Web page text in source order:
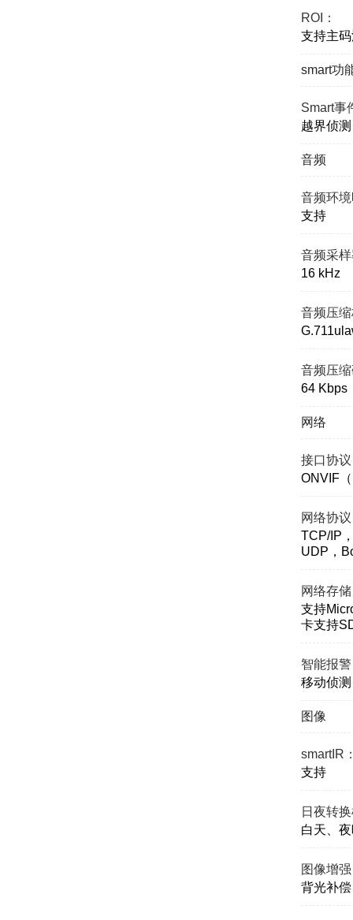
ROI：
支持主
smart功
Smart事
越界侦
音频
音频环
支持
音频采
16 kHz
音频压
音频压
64 Kbps
网络
接口协
ONVIF
网络协
TCP/IP
UDP，
网络存
支持
卡支持
智能报
移动侦
图像
smartIR
支持
日夜转
白天、
图像增
背光补